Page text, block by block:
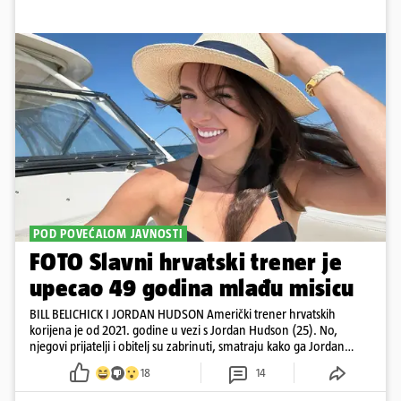
POD POVEĆALOM JAVNOSTI
FOTO Slavni hrvatski trener je
upecao 49 godina mlađu misicu
BILL BELICHICK I JORDAN HUDSON Američki trener hrvatskih
korijena je od 2021. godine u vezi s Jordan Hudson (25). No,
njegovi prijatelji i obitelj su zabrinuti, smatraju kako ga Jordan
kontrolira
18 14